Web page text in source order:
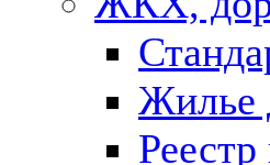
Жилье